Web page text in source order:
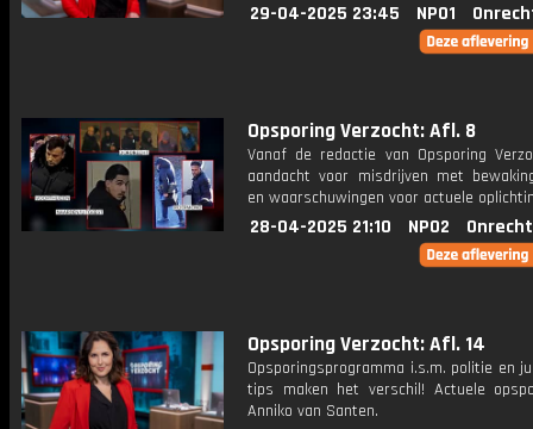
29-04-2025 23:45 NPO1
Opsporing Verzocht: Afl. 8
Vanaf de redactie van Opsporing
aandacht voor misdrijven met
en waarschuwingen voor actuele
28-04-2025 21:10 NPO2
Opsporing Verzocht: Afl. 14
Opsporingsprogramma i.s.m. politie en
tips maken het verschil! Actuele
Anniko van Santen.